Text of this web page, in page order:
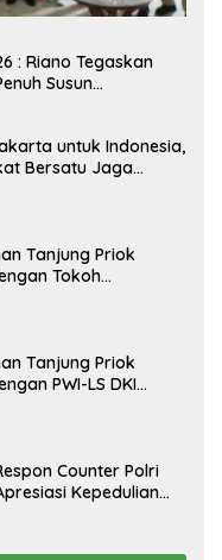
: Riano Tegaskan
Susun
untuk Indonesia,
Bersatu Jaga
Tanjung Priok
Tokoh
Tanjung Priok
PWI-LS DKI
Counter Polri
Kepedulian